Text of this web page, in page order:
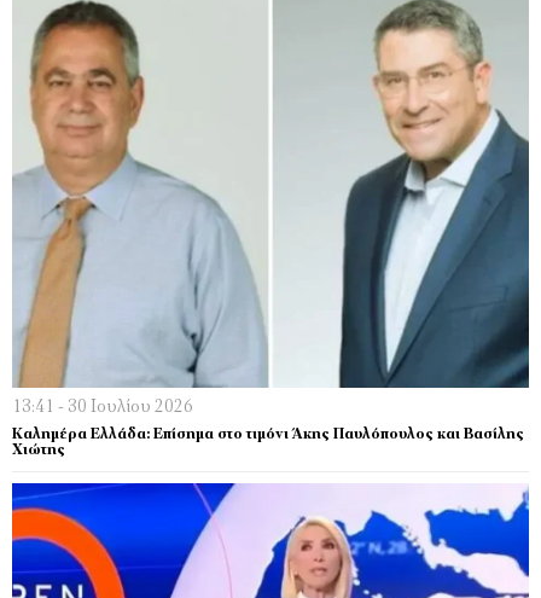
13:41 - 30 Ιουλίου 2026
Καλημέρα Ελλάδα: Επίσημα στο τιμόνι Άκης Παυλόπουλος και Βασίλης
Χιώτης